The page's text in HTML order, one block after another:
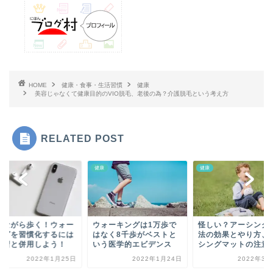
HOME 健康・食事・生活習慣
健康
美容じゃなくて健康目的のVIO脱毛、老後の為？介護脱毛という考え方
RELATED POST
ながら歩く！ウォー
グを習慣化するには
習と併用しよう！
2022年1月25日
健康
ウォーキングは1万歩で
はなく8千歩がベストと
いう医学的エビデンス
2022年1月24日
健康
怪しい？アーシング
法の効果とやり方、
シングマットの注意
2022年3